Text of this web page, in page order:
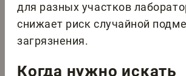
для разных участков
снижает риск случайной
загрязнения.
Когда нужно искать